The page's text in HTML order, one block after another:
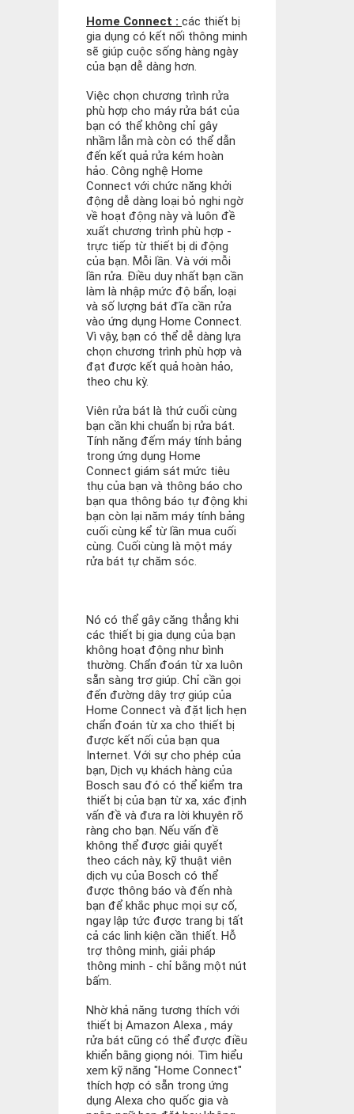
Home Connect : các thiết bị
gia dụng có kết nối thông minh
sẽ giúp cuộc sống hàng ngày
của bạn dễ dàng hơn.
Việc chọn chương trình rửa
phù hợp cho máy rửa bát của
bạn có thể không chỉ gây
nhầm lẫn mà còn có thể dẫn
đến kết quả rửa kém hoàn
hảo. Công nghệ Home
Connect với chức năng khởi
động dễ dàng loại bỏ nghi ngờ
về hoạt động này và luôn đề
xuất chương trình phù hợp -
trực tiếp từ thiết bị di động
của bạn. Mỗi lần. Và với mỗi
lần rửa. Điều duy nhất bạn cần
làm là nhập mức độ bẩn, loại
và số lượng bát đĩa cần rửa
vào ứng dụng Home Connect.
Vì vậy, bạn có thể dễ dàng lựa
chọn chương trình phù hợp và
đạt được kết quả hoàn hảo,
theo chu kỳ.
Viên rửa bát là thứ cuối cùng
bạn cần khi chuẩn bị rửa bát.
Tính năng đếm máy tính bảng
trong ứng dụng Home
Connect giám sát mức tiêu
thụ của bạn và thông báo cho
bạn qua thông báo tự động khi
bạn còn lại năm máy tính bảng
cuối cùng kể từ lần mua cuối
cùng. Cuối cùng là một máy
rửa bát tự chăm sóc.
Nó có thể gây căng thẳng khi
các thiết bị gia dụng của bạn
không hoạt động như bình
thường. Chẩn đoán từ xa luôn
sẵn sàng trợ giúp. Chỉ cần gọi
đến đường dây trợ giúp của
Home Connect và đặt lịch hẹn
chẩn đoán từ xa cho thiết bị
được kết nối của bạn qua
Internet. Với sự cho phép của
bạn, Dịch vụ khách hàng của
Bosch sau đó có thể kiểm tra
thiết bị của bạn từ xa, xác định
vấn đề và đưa ra lời khuyên rõ
ràng cho bạn. Nếu vấn đề
không thể được giải quyết
theo cách này, kỹ thuật viên
dịch vụ của Bosch có thể
được thông báo và đến nhà
bạn để khắc phục mọi sự cố,
ngay lập tức được trang bị tất
cả các linh kiện cần thiết. Hỗ
trợ thông minh, giải pháp
thông minh - chỉ bằng một nút
bấm.
Nhờ khả năng tương thích với
thiết bị Amazon Alexa , máy
rửa bát cũng có thể được điều
khiển bằng giọng nói. Tìm hiểu
xem kỹ năng "Home Connect"
thích hợp có sẵn trong ứng
dụng Alexa cho quốc gia và